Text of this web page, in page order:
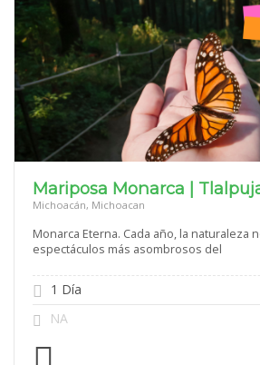
Mariposa Monarca |
Michoacán, Michoacan
Monarca Eterna. Cada año, la naturaleza
espectáculos más asombrosos del
1 Día
NA